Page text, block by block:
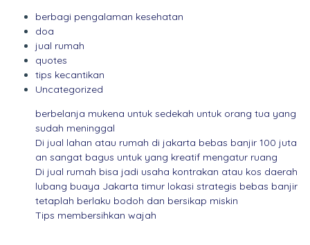
berbagi pengalaman kesehatan
doa
jual rumah
quotes
tips kecantikan
Uncategorized
berbelanja mukena untuk sedekah untuk orang tua yang
sudah meninggal
Di jual lahan atau rumah di jakarta bebas banjir 100 juta
an sangat bagus untuk yang kreatif mengatur ruang
Di jual rumah bisa jadi usaha kontrakan atau kos daerah
lubang buaya Jakarta timur lokasi strategis bebas banjir
tetaplah berlaku bodoh dan bersikap miskin
Tips membersihkan wajah